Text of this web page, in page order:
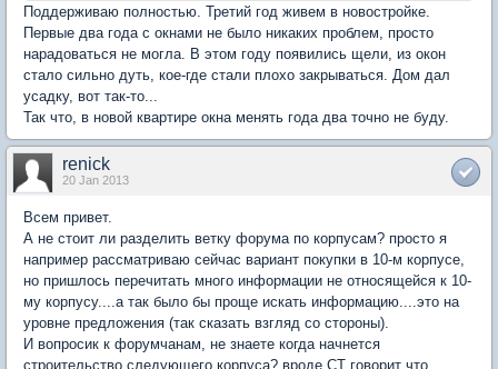
Поддерживаю полностью. Третий год живем в новостройке.
Первые два года с окнами не было никаких проблем, просто
нарадоваться не могла. В этом году появились щели, из окон
стало сильно дуть, кое-где стали плохо закрываться. Дом дал
усадку, вот так-то...
Так что, в новой квартире окна менять года два точно не буду.
renick
20 Jan 2013
Всем привет.
А не стоит ли разделить ветку форума по корпусам? просто я
например рассматриваю сейчас вариант покупки в 10-м корпусе,
но пришлось перечитать много информации не относящейся к 10-
му корпусу....а так было бы проще искать информацию....это на
уровне предложения (так сказать взгляд со стороны).
И вопросик к форумчанам, не знаете когда начнется
строительство следующего корпуса? вроде СТ говорит что